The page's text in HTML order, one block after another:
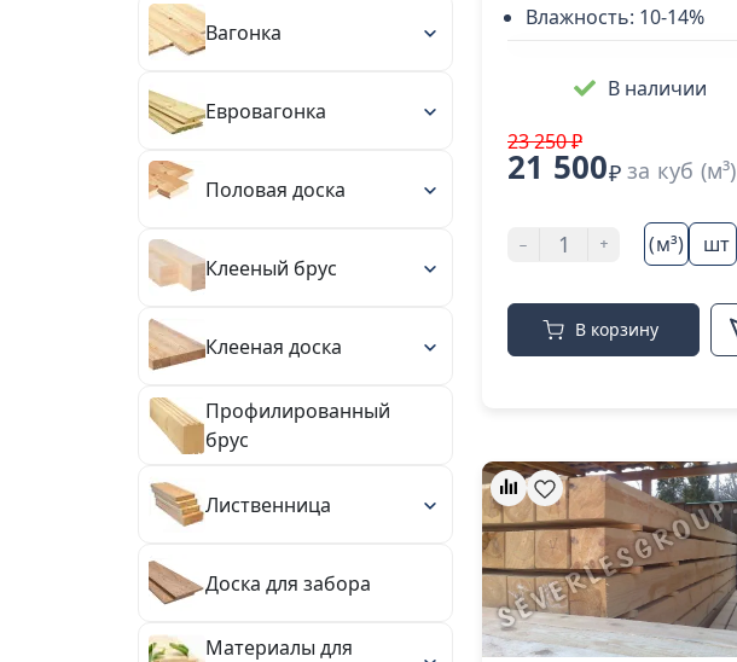
Вагонка
Евровагонка
Половая доска
Клееный брус
Клееная доска
Профилированный
брус
Лиственница
Доска для забора
Материалы для
Влажность: 10-14%
В наличии
23 250 ₽
21 500₽ за куб (м³)
- + (м³) шт
В корзину